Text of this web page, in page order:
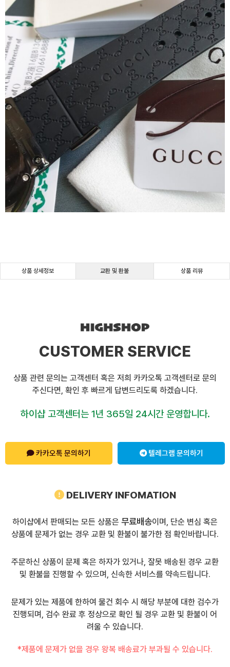
상품 상세정보 교환 및 환불 상품 리뷰
CUSTOMER SERVICE
상품 관련 문의는 고객센터 혹은 저희 카카오톡 고객센터로 문의
주신다면, 확인 후 빠르게 답변드리도록 하겠습니다.
하이샵 고객센터는 1년 365일 24시간 운영합니다.
카카오톡 문의하기 텔레그램 문의하기
DELIVERY INFOMATION
하이샵에서 판매되는 모든 상품은 무료배송이며, 단순 변심 혹은
상품에 문제가 없는 경우 교환 및 환불이 불가한 점 확인바랍니다.
주문하신 상품이 문제 혹은 하자가 있거나, 잘못 배송된 경우 교환
및 환불을 진행할 수 있으며, 신속한 서비스를 약속드립니다.
문제가 있는 제품에 한하여 물건 회수 시 해당 부분에 대한 검수가
진행되며, 검수 완료 후 정상으로 확인 될 경우 교환 및 환불이 어
려울 수 있습니다.
*제품에 문제가 없을 경우 왕복 배송료가 부과될 수 있습니다.